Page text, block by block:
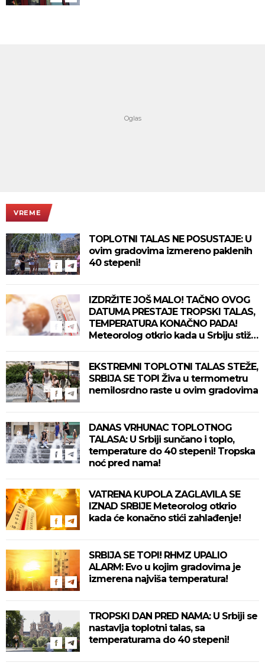
VREME
TOPLOTNI TALAS NE POSUSTAJE: U
ovim gradovima izmereno paklenih
40 stepeni!
IZDRŽITE JOŠ MALO! TAČNO OVOG
DATUMA PRESTAJE TROPSKI TALAS,
TEMPERATURA KONAČNO PADA!
Meteorolog otkrio kada u Srbiju stiže
EKSTREMNI TOPLOTNI TALAS STEŽE,
SRBIJA SE TOPI Živa u termometru
nemilosrdno raste u ovim gradovima
DANAS VRHUNAC TOPLOTNOG
TALASA: U Srbiji sunčano i toplo,
temperature do 40 stepeni! Tropska
noć pred nama!
VATRENA KUPOLA ZAGLAVILA SE
IZNAD SRBIJE Meteorolog otkrio
kada će konačno stići zahlađenje!
SRBIJA SE TOPI! RHMZ UPALIO
ALARM: Evo u kojim gradovima je
izmerena najviša temperatura!
TROPSKI DAN PRED NAMA: U Srbiji se
nastavlja toplotni talas, sa
temperaturama do 40 stepeni!